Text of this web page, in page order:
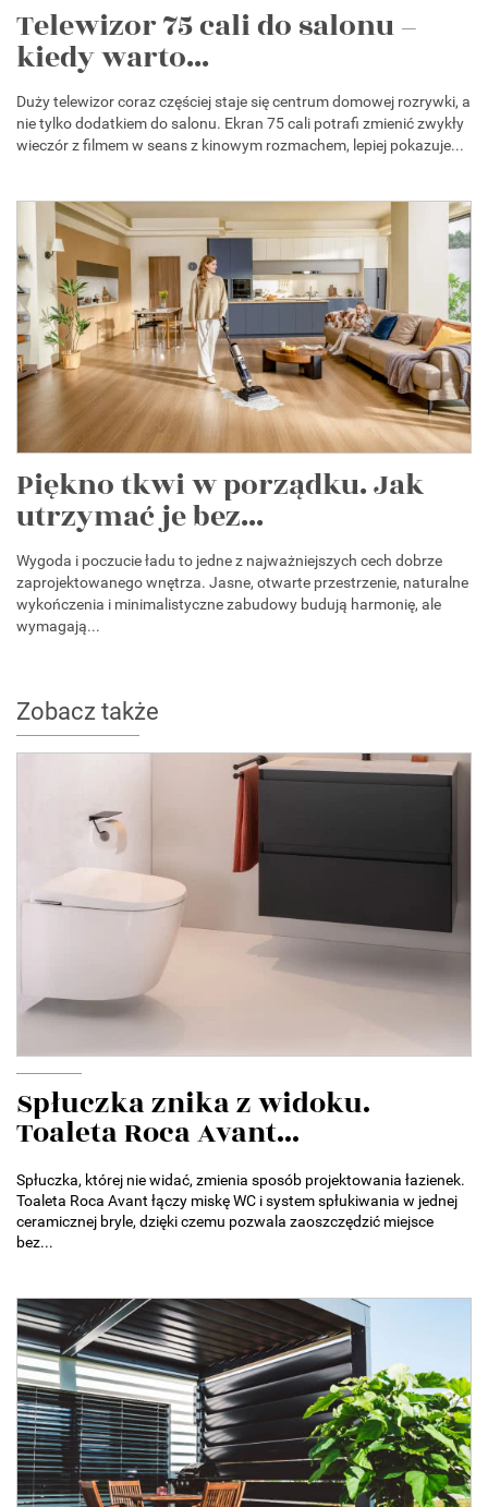
Telewizor 75 cali do salonu –
kiedy warto...
Duży telewizor coraz częściej staje się centrum domowej rozrywki, a
nie tylko dodatkiem do salonu. Ekran 75 cali potrafi zmienić zwykły
wieczór z filmem w seans z kinowym rozmachem, lepiej pokazuje...
Piękno tkwi w porządku. Jak
utrzymać je bez...
Wygoda i poczucie ładu to jedne z najważniejszych cech dobrze
zaprojektowanego wnętrza. Jasne, otwarte przestrzenie, naturalne
wykończenia i minimalistyczne zabudowy budują harmonię, ale
wymagają...
Zobacz także
Spłuczka znika z widoku.
Toaleta Roca Avant...
Spłuczka, której nie widać, zmienia sposób projektowania łazienek.
Toaleta Roca Avant łączy miskę WC i system spłukiwania w jednej
ceramicznej bryle, dzięki czemu pozwala zaoszczędzić miejsce
bez...